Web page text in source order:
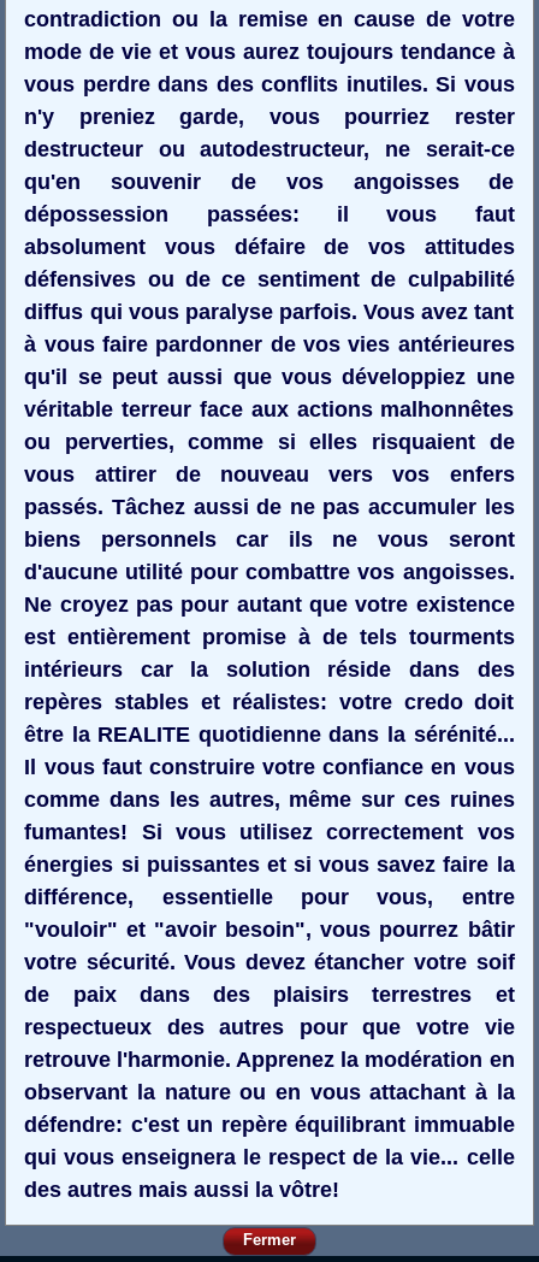
contradiction ou la remise en cause de votre
mode de vie et vous aurez toujours tendance à
vous perdre dans des conflits inutiles. Si vous
n'y preniez garde, vous pourriez rester
destructeur ou autodestructeur, ne serait-ce
qu'en souvenir de vos angoisses de
dépossession passées: il vous faut
absolument vous défaire de vos attitudes
défensives ou de ce sentiment de culpabilité
diffus qui vous paralyse parfois. Vous avez tant
à vous faire pardonner de vos vies antérieures
qu'il se peut aussi que vous développiez une
véritable terreur face aux actions malhonnêtes
ou perverties, comme si elles risquaient de
vous attirer de nouveau vers vos enfers
passés. Tâchez aussi de ne pas accumuler les
biens personnels car ils ne vous seront
d'aucune utilité pour combattre vos angoisses.
Ne croyez pas pour autant que votre existence
est entièrement promise à de tels tourments
intérieurs car la solution réside dans des
repères stables et réalistes: votre credo doit
être la REALITE quotidienne dans la sérénité...
Il vous faut construire votre confiance en vous
comme dans les autres, même sur ces ruines
fumantes! Si vous utilisez correctement vos
énergies si puissantes et si vous savez faire la
différence, essentielle pour vous, entre
"vouloir" et "avoir besoin", vous pourrez bâtir
votre sécurité. Vous devez étancher votre soif
de paix dans des plaisirs terrestres et
respectueux des autres pour que votre vie
retrouve l'harmonie. Apprenez la modération en
observant la nature ou en vous attachant à la
défendre: c'est un repère équilibrant immuable
qui vous enseignera le respect de la vie... celle
des autres mais aussi la vôtre!